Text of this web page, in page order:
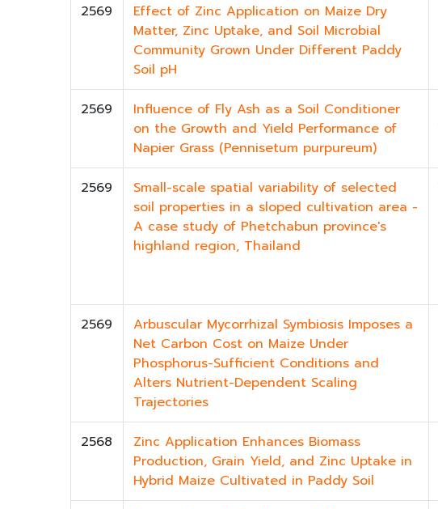
2569
Effect of Zinc Application on Maize Dry
Matter, Zinc Uptake, and Soil Microbial
Community Grown Under Different Paddy
Soil pH
2569
Influence of Fly Ash as a Soil Conditioner
on the Growth and Yield Performance of
Napier Grass (Pennisetum purpureum)
2569
Small-scale spatial variability of selected
soil properties in a sloped cultivation area -
A case study of Phetchabun province's
highland region, Thailand
2569
Arbuscular Mycorrhizal Symbiosis Imposes a
Net Carbon Cost on Maize Under
Phosphorus-Sufficient Conditions and
Alters Nutrient-Dependent Scaling
Trajectories
2568
Zinc Application Enhances Biomass
Production, Grain Yield, and Zinc Uptake in
Hybrid Maize Cultivated in Paddy Soil